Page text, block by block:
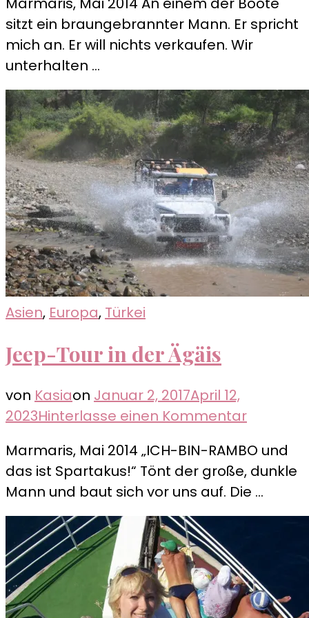
Kapitän
und
sein
sitzt ein braungebrannter Mann. Er spricht
mich an. Er will nichts verkaufen. Wir
unterhalten …
Asien, Europa, Türkei
Jeep-Tour in der Ägäis
von Kasiaon Januar 2, 2017April 12,
2023Hinterlasse einen Kommentarzu
Tour
in
der
Ägäis
Marmaris, Mai 2014 „ICH-BIN-RAMBO und
das ist Spartakus!“ Tönt der große, dunkle
Mann und baut sich vor uns auf. Die …